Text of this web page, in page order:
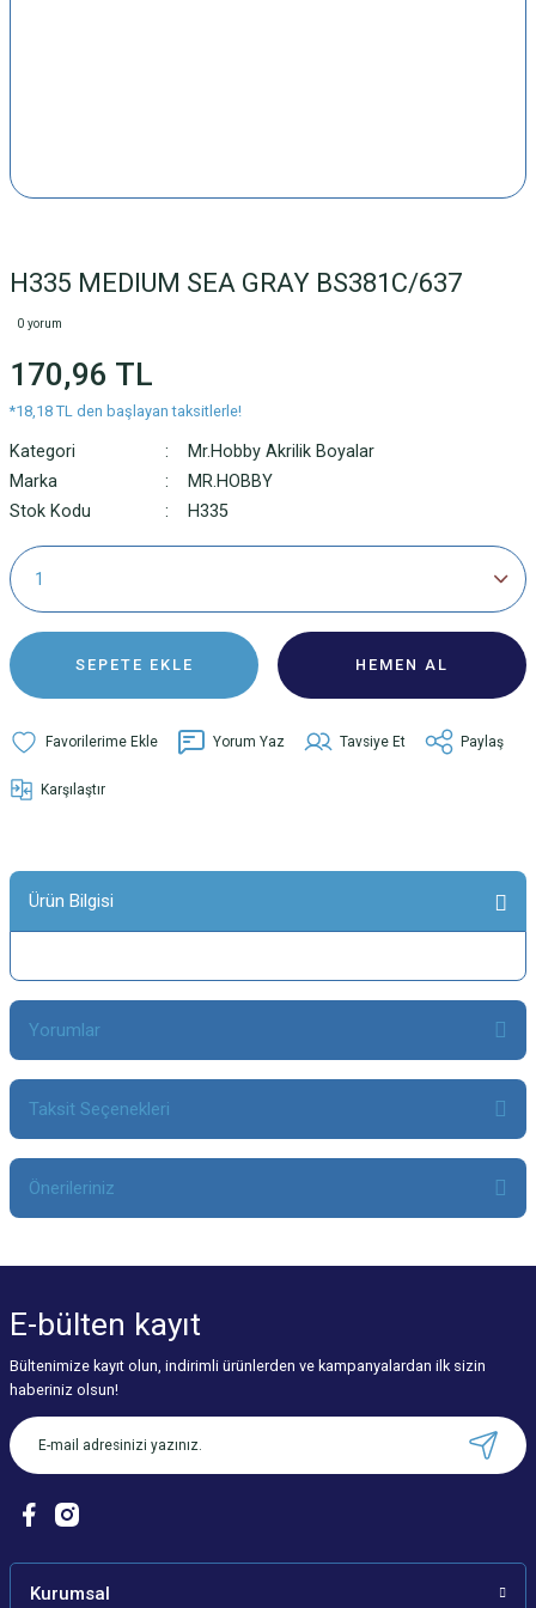
H335 MEDIUM SEA GRAY BS381C/637
0 yorum
170,96 TL
*18,18 TL den başlayan taksitlerle!
Kategori
Mr.Hobby Akrilik Boyalar
Marka
MR.HOBBY
Stok Kodu
H335
SEPETE EKLE HEMEN AL
Yorum Yaz Tavsiye Et Paylaş
Karşılaştır
Ürün Bilgisi
Yorumlar
Bu ürüne ilk yorumu siz yapın!
Taksit Seçenekleri
Önerileriniz
Görüş ve önerileriniz için teşekkür ederiz.
Ürün resmi kalitesiz, bozuk veya görüntülenemiyor.
Ürün açıklamasında eksik bilgiler bulunuyor.
Ürün bilgilerinde hatalar bulunuyor.
Bu ürüne benzer farklı alternatifler olmalı.
E-bülten kayıt
Bültenimize kayıt olun, indirimli ürünlerden ve kampanyalardan ilk sizin
haberiniz olsun!
Kurumsal